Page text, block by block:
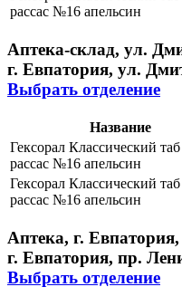
рассас №16 апельсин
Аптека-склад, ул.
г. Евпатория, ул.
Выбрать отделение
Название
Гексорал Классический
рассас №16 апельсин
Гексорал Классический
рассас №16 апельсин
Аптека, г.
г. Евпатория, пр.
Выбрать отделение